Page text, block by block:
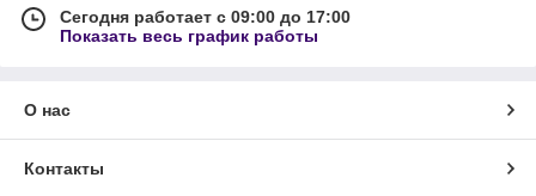
Сегодня работает с 09:00 до 17:00
Показать весь график работы
О нас
Контакты